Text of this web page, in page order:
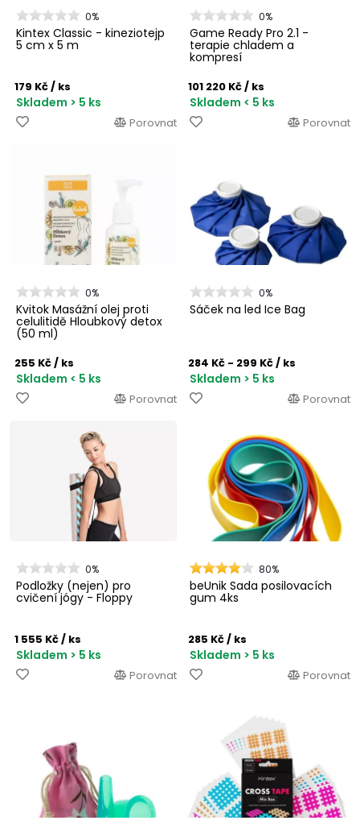
0%
Kintex Classic - kineziotejp
5 cm x 5 m
179 Kč/ ks
Skladem > 5 ks
Porovnat
0%
Game Ready Pro 2.1 -
terapie chladem a
kompresí
101 220 Kč/ ks
Skladem < 5 ks
Porovnat
0%
Kvitok Masážní olej proti
celulitidě Hloubkový detox
(50 ml)
255 Kč/ ks
Skladem < 5 ks
Porovnat
0%
Sáček na led Ice Bag
284 Kč - 299 Kč/ ks
Skladem > 5 ks
Porovnat
0%
Podložky (nejen) pro
cvičení jógy - Floppy
1 555 Kč/ ks
Skladem > 5 ks
Porovnat
80%
beUnik Sada posilovacích
gum 4ks
285 Kč/ ks
Skladem > 5 ks
Porovnat